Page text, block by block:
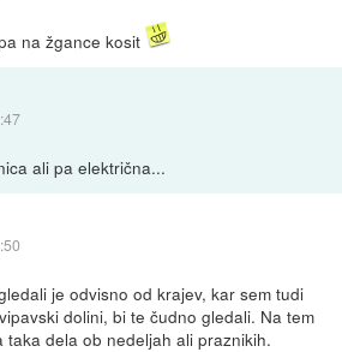
na žgance kosit
ali pa električna...
je odvisno od krajev, kar sem tudi
dolini, bi te čudno gledali. Na tem
taka dela ob nedeljah ali praznikih.